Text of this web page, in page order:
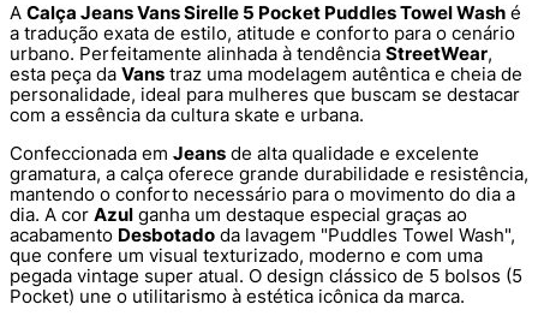
A Calça Jeans Vans Sirelle 5 Pocket Puddles Towel Wash é
a tradução exata de estilo, atitude e conforto para o cenário
urbano. Perfeitamente alinhada à tendência StreetWear,
esta peça da Vans traz uma modelagem autêntica e cheia de
personalidade, ideal para mulheres que buscam se destacar
com a essência da cultura skate e urbana.
Confeccionada em Jeans de alta qualidade e excelente
gramatura, a calça oferece grande durabilidade e resistência,
mantendo o conforto necessário para o movimento do dia a
dia. A cor Azul ganha um destaque especial graças ao
acabamento Desbotado da lavagem "Puddles Towel Wash",
que confere um visual texturizado, moderno e com uma
pegada vintage super atual. O design clássico de 5 bolsos (5
Pocket) une o utilitarismo à estética icônica da marca.